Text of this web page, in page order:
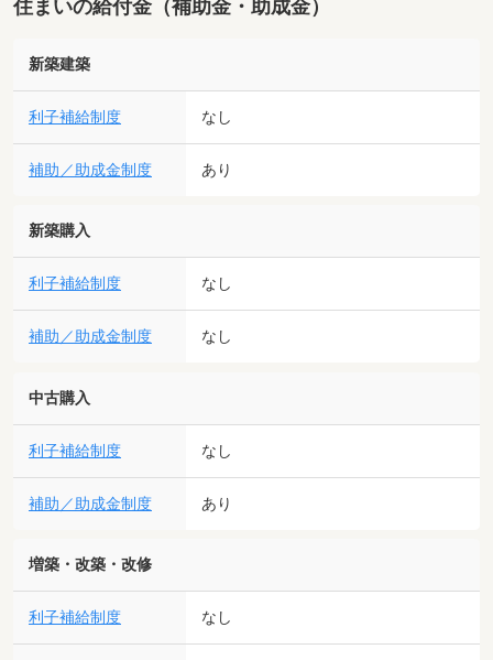
住まいの給付金（補助金・助成金）
新築建築
利子補給制度 なし
補助／助成金制度 あり
新築購入
利子補給制度 なし
補助／助成金制度 なし
中古購入
利子補給制度 なし
補助／助成金制度 あり
増築・改築・改修
利子補給制度 なし